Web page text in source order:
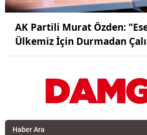
AK Partili Murat Özden:
Ülkemiz İçin Durmadan